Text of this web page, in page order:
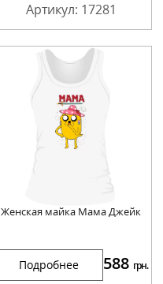
Артикул: 17281
Женская майка Мама Джейк
Подробнее 588 грн.